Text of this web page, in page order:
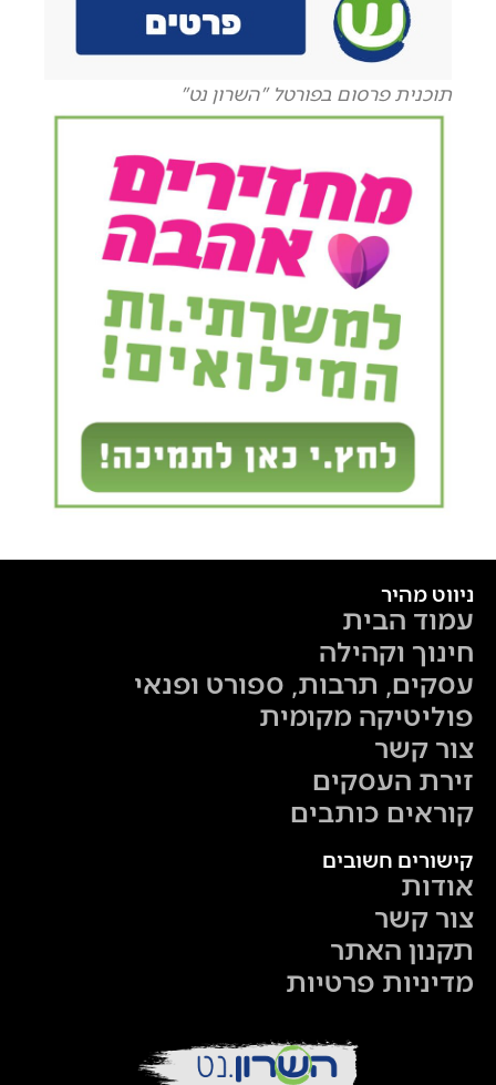
תוכנית פרסום בפורטל "השרון נט"
ניווט מהיר
עמוד הבית
חינוך וקהילה
עסקים, תרבות, ספורט ופנאי
פוליטיקה מקומית
צור קשר
זירת העסקים
קוראים כותבים
קישורים חשובים
אודות
צור קשר
תקנון האתר
מדיניות פרטיות